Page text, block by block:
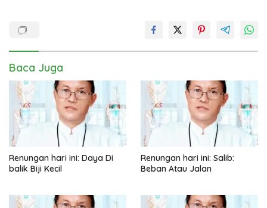
Baca Juga
Renungan hari ini: Daya Di
balik Biji Kecil
Renungan hari ini: Salib:
Beban Atau Jalan